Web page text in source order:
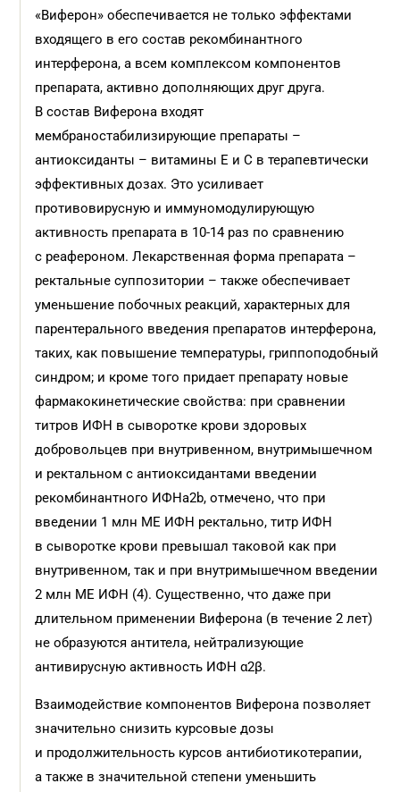
«Виферон» обеспечивается не только эффектами
входящего в его состав рекомбинантного
интерферона, а всем комплексом компонентов
препарата, активно дополняющих друг друга.
В состав Виферона входят
мембраностабилизирующие препараты –
антиоксиданты – витамины Е и С в терапевтически
эффективных дозах. Это усиливает
противовирусную и иммуномодулирующую
активность препарата в 10-14 раз по сравнению
с реафероном. Лекарственная форма препарата –
ректальные суппозитории – также обеспечивает
уменьшение побочных реакций, характерных для
парентерального введения препаратов интерферона,
таких, как повышение температуры, гриппоподобный
синдром; и кроме того придает препарату новые
фармакокинетические свойства: при сравнении
титров ИФН в сыворотке крови здоровых
добровольцев при внутривенном, внутримышечном
и ректальном с антиоксидантами введении
рекомбинантного ИФНa2b, отмечено, что при
введении 1 млн МЕ ИФН ректально, титр ИФН
в сыворотке крови превышал таковой как при
внутривенном, так и при внутримышечном введении
2 млн МЕ ИФН (4). Существенно, что даже при
длительном применении Виферона (в течение 2 лет)
не образуются антитела, нейтрализующие
антивирусную активность ИФН α2β.
Взаимодействие компонентов Виферона позволяет
значительно снизить курсовые дозы
и продолжительность курсов антибиотикотерапии,
а также в значительной степени уменьшить